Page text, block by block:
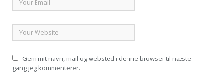
Gem mit navn, mail og websted i denne browser til næste
gang jeg kommenterer.